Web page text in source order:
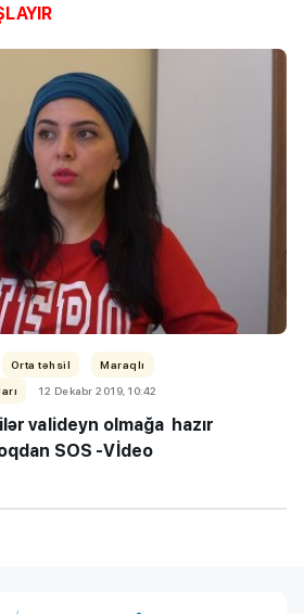
Orta təhsil
Maraqlı
12 Dekabr 2019, 10:42
valideyn olmağa hazır
SOS -Vİdeo